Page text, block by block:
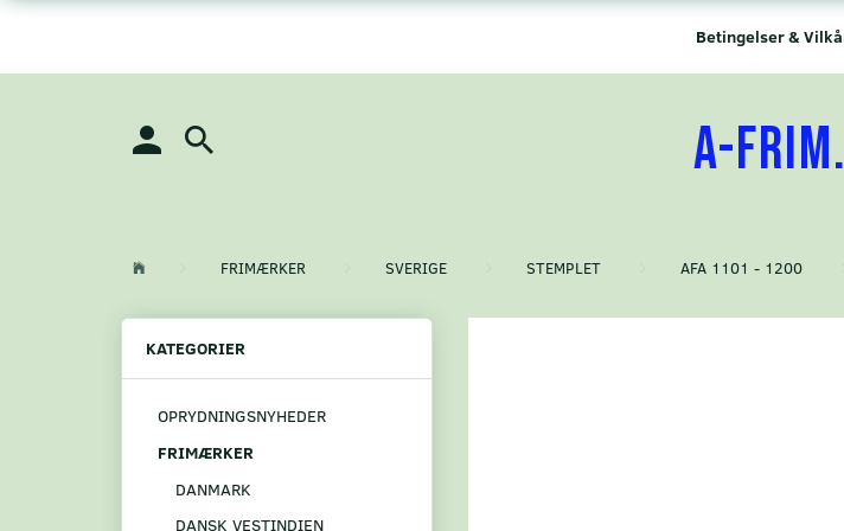
Betingelser &
A-
FRIMÆRKER SVERIGE STEMPLET AFA 1101 - 1200
KATEGORIER
OPRYDNINGSNYHEDER
FRIMÆRKER
DANMARK
DANSK VESTINDIEN